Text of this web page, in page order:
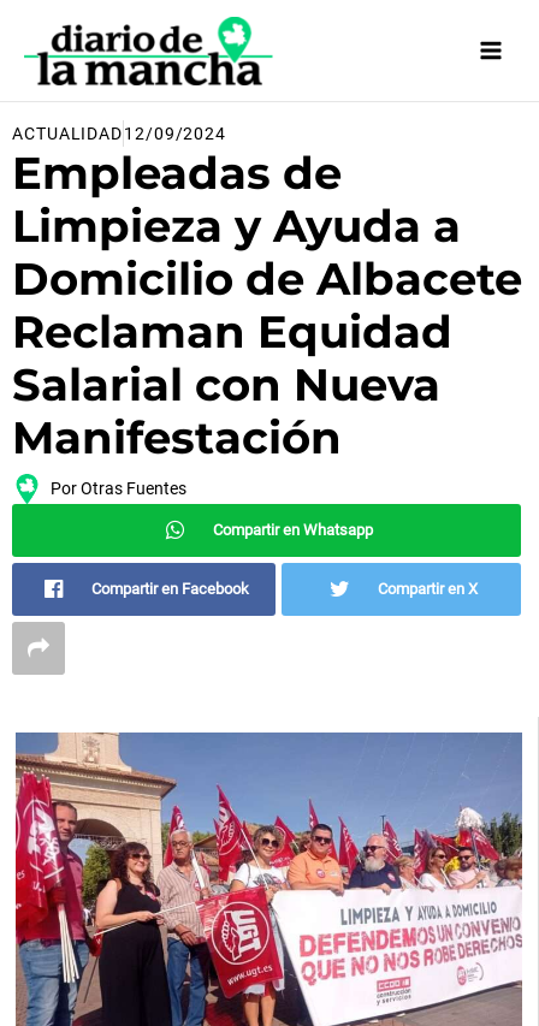
contenido
ACTUALIDAD12/09/2024
Empleadas de
Limpieza y Ayuda a
Domicilio de Albacete
Reclaman Equidad
Salarial con Nueva
Manifestación
PorOtras Fuentes
Compartir en Whatsapp
Compartir en Facebook Compartir en X